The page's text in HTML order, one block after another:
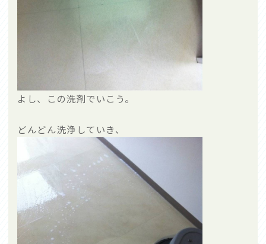
よし、この洗剤でいこう。
どんどん洗浄していき、